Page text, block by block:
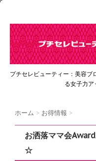
プチセレビューティー：美容ブ
る女子力ア
ホーム > お得情報 >
お洒落ママ会
☆